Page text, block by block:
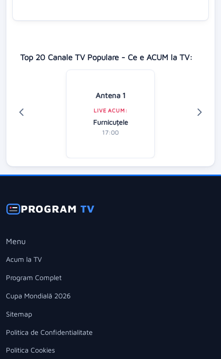
Top 20 Canale TV Populare - Ce e ACUM la TV:
Antena 1
LIVE ACUM:
Furnicuțele
17:00
PROGRAMTV
Menu
Acum la TV
Program Complet
Cupa Mondială 2026
Sitemap
Politica de Confidentialitate
Politica Cookies